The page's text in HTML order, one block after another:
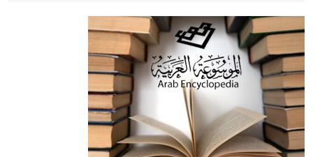
- هل تعلم أن أبقراط كتب في الطب أربعة مؤلفات هي:
الحكم، الأدلة، تنظيم التغذية، ورسالته في جروح الرأس. ويعود
له الفضل بأنه حرر الطب من الدين والفلسفة.
- هل تعلم أن المرجان إفراز حيواني يتكون في البحر ويتركب
من مادة كربونات الكلسيوم، وهو أحمر أو شديد الحمرة وهو
أجود أنواعه، ويمتاز بكبر الحجم ويسمى الش